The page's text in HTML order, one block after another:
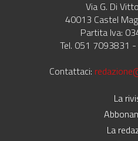
Via G. Di
40013 Castel
Partita Iva:
Tel. 051 7093831
Contattaci:
La
La